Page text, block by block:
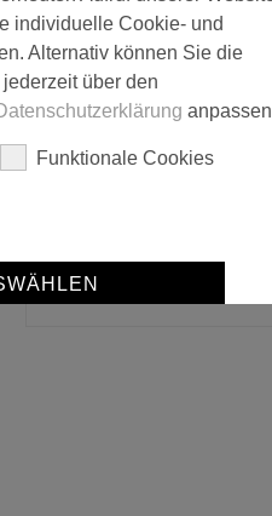
NMC Domostyl
individuelle Cookie- und
Alternativ können Sie die
über den
Funktionale Cookies